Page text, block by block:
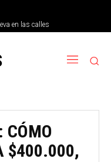
en las calles
CÓMO
$400.000,